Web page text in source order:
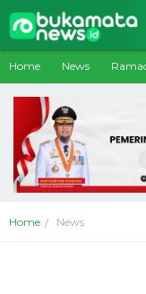
Home News
Home News